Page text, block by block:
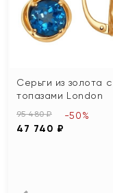
Серьги из золота с
топазами London
95 480 ₽
47 740 ₽
-50%